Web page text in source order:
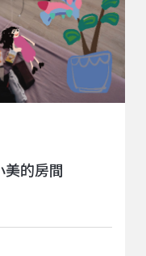
的房間